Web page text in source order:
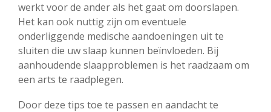
werkt voor de ander als het gaat om doorslapen.
Het kan ook nuttig zijn om eventuele
onderliggende medische aandoeningen uit te
sluiten die uw slaap kunnen beïnvloeden. Bij
aanhoudende slaapproblemen is het raadzaam om
een arts te raadplegen.
Door deze tips toe te passen en aandacht te